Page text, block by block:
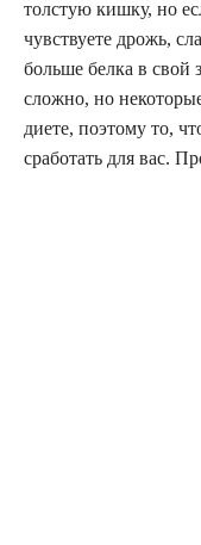
толстую кишку, но
чувствуете дрожь,
больше белка в свой
сложно, но
диете, поэтому то,
сработать для вас.